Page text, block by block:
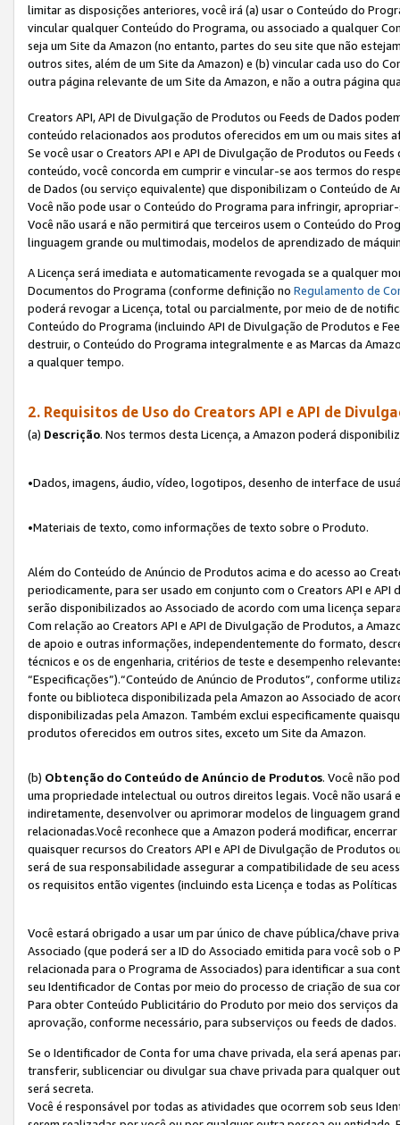
limitar as disposições anteriores, você irá (a) usar o Conteúdo do
vincular qualquer Conteúdo do Programa, ou associado a qualquer
seja um Site da Amazon (no entanto, partes do seu site que não
outros sites, além de um Site da Amazon) e (b) vincular cada uso do
outra página relevante de um Site da Amazon, e não a outra página
Creators API, API de Divulgação de Produtos ou Feeds de Dados
conteúdo relacionados aos produtos oferecidos em um ou mais sites
Se você usar o Creators API e API de Divulgação de Produtos ou
conteúdo, você concorda em cumprir e vincular-se aos termos do
de Dados (ou serviço equivalente) que disponibilizam o Conteúdo de
Você não pode usar o Conteúdo do Programa para infringir,
Você não usará e não permitirá que terceiros usem o Conteúdo do
linguagem grande ou multimodais, modelos de aprendizado de
A Licença será imediata e automaticamente revogada se a qualquer
Documentos do Programa (conforme definição no Regulamento de
poderá revogar a Licença, total ou parcialmente, por meio de de
Conteúdo do Programa (incluindo API de Divulgação de Produtos e
destruir, o Conteúdo do Programa integralmente e as Marcas da
a qualquer tempo.
2. Requisitos de Uso do Creators API e API de
(a) Descrição. Nos termos desta Licença, a Amazon poderá
•Dados, imagens, áudio, vídeo, logotipos, desenho de interface de
•Materiais de texto, como informações de texto sobre o Produto.
Além do Conteúdo de Anúncio de Produtos acima e do acesso ao
periodicamente, para ser usado em conjunto com o Creators API e
serão disponibilizados ao Associado de acordo com uma licença
Com relação ao Creators API e API de Divulgação de Produtos, a
de apoio e outras informações, independentemente do formato,
técnicos e os de engenharia, critérios de teste e desempenho
“Especificações”).“Conteúdo de Anúncio de Produtos”, conforme
fonte ou biblioteca disponibilizada pela Amazon ao Associado de
disponibilizadas pela Amazon. Também exclui especificamente
produtos oferecidos em outros sites, exceto um Site da Amazon.
(b) Obtenção do Conteúdo de Anúncio de Produtos. Você não
uma propriedade intelectual ou outros direitos legais. Você não
indiretamente, desenvolver ou aprimorar modelos de linguagem
relacionadas.Você reconhece que a Amazon poderá modificar,
quaisquer recursos do Creators API e API de Divulgação de Produtos
será de sua responsabilidade assegurar a compatibilidade de seu
os requisitos então vigentes (incluindo esta Licença e todas as
Você estará obrigado a usar um par único de chave pública/chave
Associado (que poderá ser a ID do Associado emitida para você sob
relacionada para o Programa de Associados) para identificar a sua
seu Identificador de Contas por meio do processo de criação de sua
Para obter Conteúdo Publicitário do Produto por meio dos serviços
aprovação, conforme necessário, para subserviços ou feeds de dados.
Se o Identificador de Conta for uma chave privada, ela será apenas
transferir, sublicenciar ou divulgar sua chave privada para qualquer
será secreta.
Você é responsável por todas as atividades que ocorrem sob seus